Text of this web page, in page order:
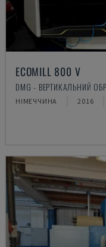
ECOMILL 800 V
DMG - ВЕРТИКАЛЬНИЙ
НІМЕЧЧИНА 2016